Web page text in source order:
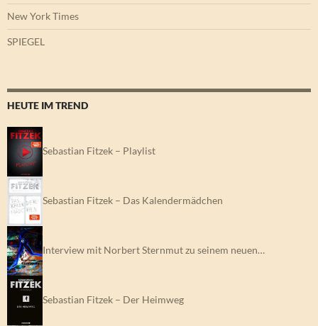
New York Times
SPIEGEL
HEUTE IM TREND
Sebastian Fitzek – Playlist
Sebastian Fitzek – Das Kalendermädchen
Interview mit Norbert Sternmut zu seinem neuen…
Sebastian Fitzek – Der Heimweg